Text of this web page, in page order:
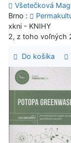
Všetečková
Brno :
xkni - KNIHY
2, z toho voľných
Do košíka